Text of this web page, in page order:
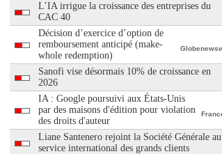
L’IA irrigue la croissance des entreprises du
CAC 40
Décision d’exercice d’option de
remboursement anticipé (make-
whole redemption)
Sanofi vise désormais 10% de croissance en
2026
IA : Google poursuivi aux États-Unis
par des maisons d'édition pour violation
des droits d'auteur
Liane Santenero rejoint la Société Générale au
service international des grands clients